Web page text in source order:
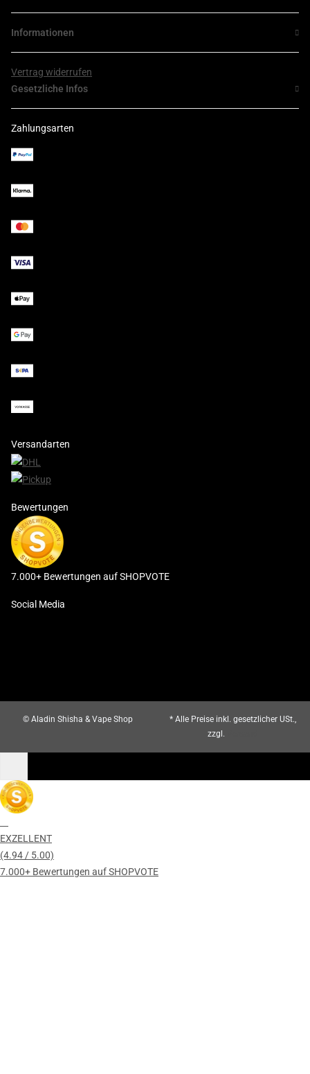
Informationen
Vertrag widerrufen
Gesetzliche Infos
Zahlungsarten
Versandarten
Bewertungen
7.000+ Bewertungen auf SHOPVOTE
Social Media
© Aladin Shisha & Vape Shop
* Alle Preise inkl. gesetzlicher USt.,
zzgl.
EXZELLENT
(4.94 / 5.00)
7.000+ Bewertungen auf SHOPVOTE